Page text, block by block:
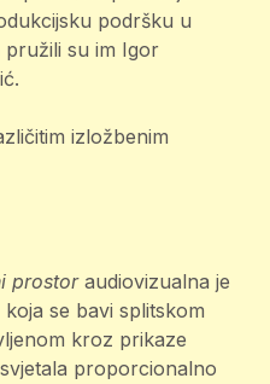
podršku u
pružili su im Igor
izložbenim
prostor audiovizualna je
se bavi splitskom
kroz prikaze
proporcionalno